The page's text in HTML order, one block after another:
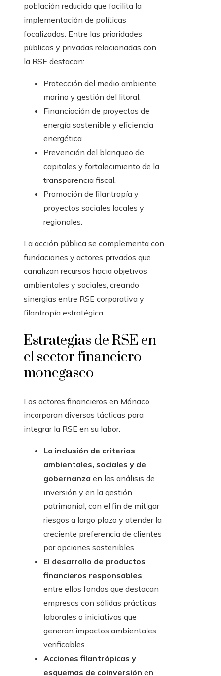
población reducida que facilita la
implementación de políticas
focalizadas. Entre las prioridades
públicas y privadas relacionadas con
la RSE destacan:
Protección del medio ambiente
marino y gestión del litoral.
Financiación de proyectos de
energía sostenible y eficiencia
energética.
Prevención del blanqueo de
capitales y fortalecimiento de la
transparencia fiscal.
Promoción de filantropía y
proyectos sociales locales y
regionales.
La acción pública se complementa con
fundaciones y actores privados que
canalizan recursos hacia objetivos
ambientales y sociales, creando
sinergias entre RSE corporativa y
filantropía estratégica.
Estrategias de RSE en
el sector financiero
monegasco
Los actores financieros en Mónaco
incorporan diversas tácticas para
integrar la RSE en su labor:
La inclusión de criterios
ambientales, sociales y de
gobernanza en los análisis de
inversión y en la gestión
patrimonial, con el fin de mitigar
riesgos a largo plazo y atender la
creciente preferencia de clientes
por opciones sostenibles.
El desarrollo de productos
financieros responsables,
entre ellos fondos que destacan
empresas con sólidas prácticas
laborales o iniciativas que
generan impactos ambientales
verificables.
Acciones filantrópicas y
esquemas de coinversión en